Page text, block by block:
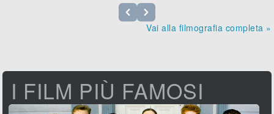
Vai alla filmografia completa »
I FILM PIÙ FAMOSI